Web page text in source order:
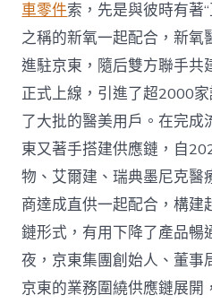
車零件索，先是與彼時有著
之稱的新氧一起配合，新氧
進駐京東，隨后雙方聯手共
正式上線，引進了超2000
了大批的醫美用戶。在完成
東又著手搭建供應鏈，自
物、艾爾建、瑞典墨尼克醫
商達成直供一起配合，構建
鏈形式，有用下降了產品暢
夜，京東集團創始人、董事
京東的業務圍繞供應鏈展開